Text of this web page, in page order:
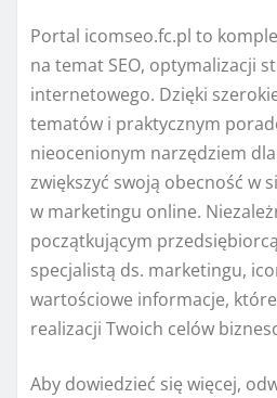
Portal icomseo.fc.pl to
na temat SEO, optymalizacji
internetowego. Dzięki
tematów i praktycznym
nieocenionym narzędziem
zwiększyć swoją obecność w
w marketingu online.
początkującym
specjalistą ds. marketingu,
wartościowe informacje,
realizacji Twoich celów
Aby dowiedzieć się więcej,